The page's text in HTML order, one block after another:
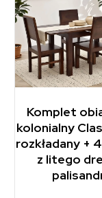
Komplet
kolonialny
rozkładany +
z litego